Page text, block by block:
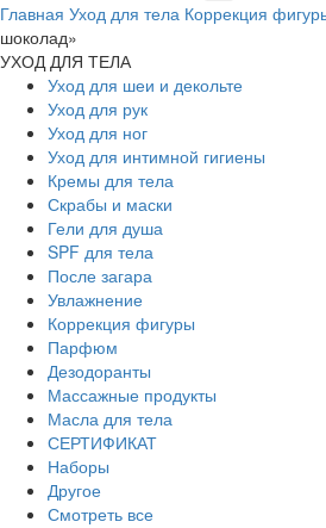
Главная Уход для тела Коррекция
шоколад»
УХОД ДЛЯ ТЕЛА
Уход для шеи и декольте
Уход для рук
Уход для ног
Уход для интимной гигиены
Кремы для тела
Скрабы и маски
Гели для душа
SPF для тела
После загара
Увлажнение
Коррекция фигуры
Парфюм
Дезодоранты
Массажные продукты
Масла для тела
СЕРТИФИКАТ
Наборы
Другое
Смотреть все